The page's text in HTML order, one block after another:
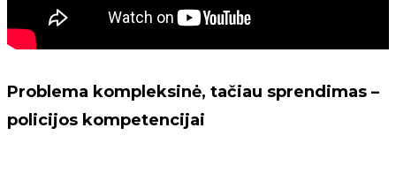
Problema kompleksinė, tačiau sprendimas –
policijos kompetencijai